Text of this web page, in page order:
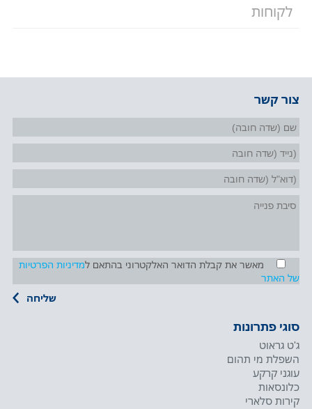
לקוחות
צור קשר
מאשר את קבלת הדואר האלקטרוני בהתאם למדיניות הפרטיות
של האתר
סוגי פתרונות
ג'ט גראוט
השפלת מי תהום
עוגני קרקע
כלונסאות
קירות סלארי